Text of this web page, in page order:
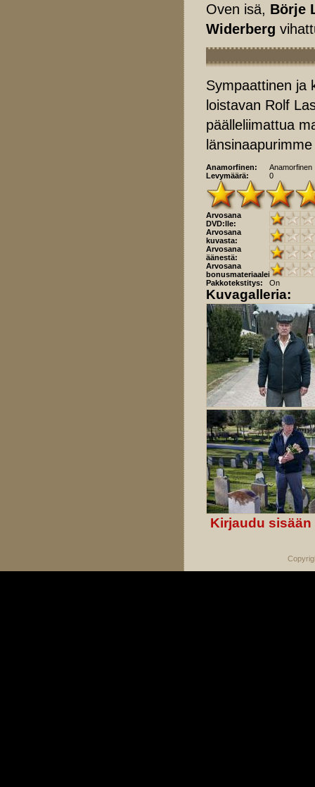
Oven isä, Börje
Widerberg
Sympaattinen ja
loistavan Rolf
päälleliimattua
Anamorfinen:
Anamorfinen
Levymäärä:
0
Arvosana
DVD:lle:
Arvosana
kuvasta:
Arvosana
äänestä:
Arvosana
bonusmateriaaleista:
Pakkotekstitys:
On
Kuvagalleria:
Kirjaudu sisään